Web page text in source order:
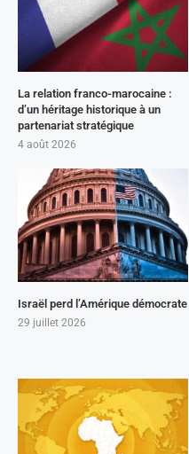
La relation franco-marocaine :
d’un héritage historique à un
partenariat stratégique
4 août 2026
Israël perd l’Amérique démocrate
29 juillet 2026